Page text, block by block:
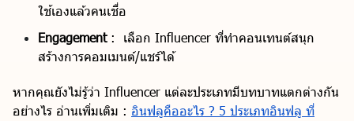
ใช้เองแล้วคนเชื่อ
Engagement: เลือก Influencer ที่ทำคอนเทนต์สนุก
สร้างการคอมเมนต์/แชร์ได้
หากคุณยังไม่รู้ว่า Influencer แต่ละประเภทมีบทบาทแตกต่างกัน
อย่างไร อ่านเพิ่มเติม : อินฟลูคืออะไร ? 5 ประเภทอินฟลู ที่